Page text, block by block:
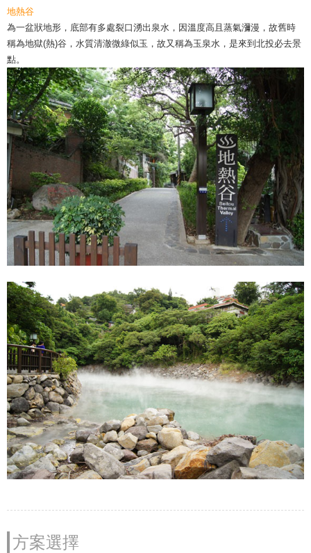
地熱谷
為一盆狀地形，底部有多處裂口湧出泉水，因溫度高且蒸氣瀰漫，故舊時
稱為地獄(熱)谷，水質清澈微綠似玉，故又稱為玉泉水，是來到北投必去景
點。
方案選擇